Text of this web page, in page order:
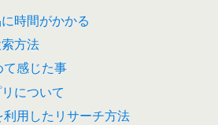
時間がかかる
方法
感じた事
について
用したリサーチ方法